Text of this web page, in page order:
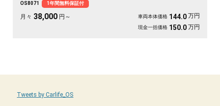
クテーブルで、長距離移動も快適に過ごせます。休日の遠出が待ち遠しくなりま
すよ。安心してお乗りいただける《1年保証付》です🚗✨💺🙌😊
OS8071 1年間無料保証付
月々 38,000 円～ 車両本体価格 144.0 万円
現金一括価格 150.0 万円
Tweets by Carlife_OS